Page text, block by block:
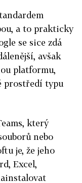
a to prakticky
se sice zdá
avšak
platformu,
prostředí typu
který
nebo
je, že jeho
Excel,